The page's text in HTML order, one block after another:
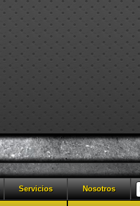
Servicios Nosotros